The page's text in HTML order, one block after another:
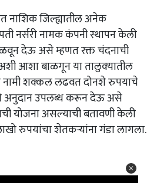
नाशिक जिल्ह्यातील अनेक
नर्सरी नामक कंपनी स्थापन केली
देऊ असे म्हणत रक्त चंदनाची
आशा बाळगून या तालुक्‍यातील
नामी शक्कल लढवत दोनशे रुपयाचे
अनुदान उपलब्ध करून देऊ असे
योजना असल्याची बतावणी केली
रुपयांचा शेतकर्‍यांना गंडा लागला.